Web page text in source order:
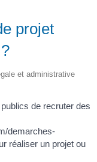
projet
et administrative
de recruter des
demarches-
réaliser un projet ou